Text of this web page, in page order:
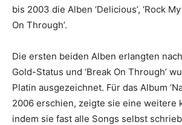
bis 2003 die Alben ‘Delicious’, ‘Rock
On Through’.
Die ersten beiden Alben erlangten
Gold-Status und ‘Break On Through’
Platin ausgezeichnet. Für das Album
2006 erschien, zeigte sie eine weitere
indem sie fast alle Songs selbst